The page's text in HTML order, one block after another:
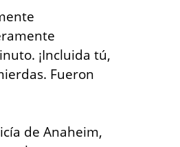
¡Incluida tú,
Fueron
de Anaheim,